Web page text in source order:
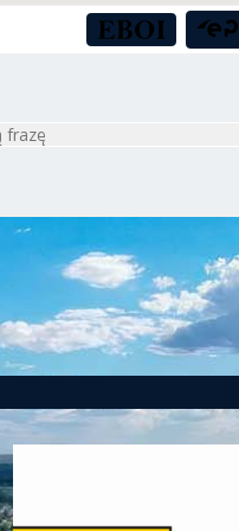
Budowa boiska sportowego przy